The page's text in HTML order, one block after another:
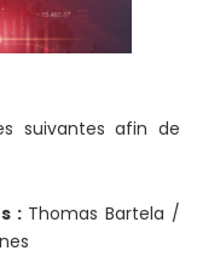
suivantes afin de
: Thomas Bartela /